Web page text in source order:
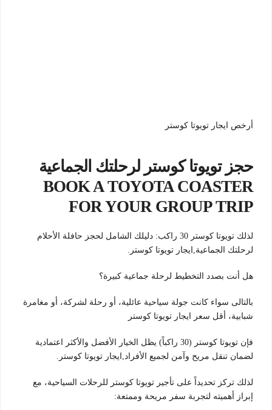
أرخص ايجار تويوتا كوستر
حجز تويوتا كوستر لرحلتك الجماعية
BOOK A TOYOTA COASTER
FOR YOUR GROUP TRIP
لذلك تويوتا كوستر 30 راكب: دليلك الشامل لحجز حافلة الأحلام
لرحلتك الجماعية,ايجار تويوتا كوستر.
هل أنت بصدد التخطيط لرحلة جماعية كبيرة؟
بالتالى سواء كانت جولة سياحية عائلية، أو رحلة لشركة، أو مغامرة
شبابية، أقل سعر ايجار تويوتا كوستر
فإن تويوتا كوستر (30 راكباً) يظل الخيار الأفضل والأكثر اعتمادية
لضمان تنقل مريح وآمن لجميع الأفراد,ايجار تويوتا كوستر.
لذلك تركز تحديداً على تأجير تويوتا كوستر للرحلات السياحية، مع
إبراز أهميته لتجربة سفر مريحة وممتعة: